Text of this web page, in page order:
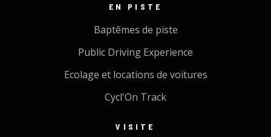
EN PISTE
Baptêmes de piste
Public Driving Experience
Ecolage et locations de voitures
Cycl'On Track
VISITE